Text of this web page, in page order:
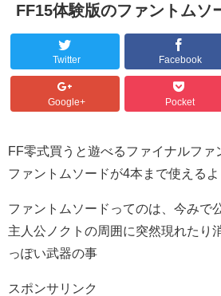
FF15体験版のファントムソ
Twitter Facebook
Google+ Pocket
FF零式買うと遊べるファイナルファ
ファントムソードが4本まで使える
ファントムソードってのは、今みで
主人公ノクトの周囲に突然現れたり
っぽい武器の事
スポンサリンク